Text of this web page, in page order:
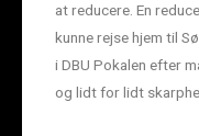
at reducere. En
kunne rejse hjem til
i DBU Pokalen efter
og lidt for lidt